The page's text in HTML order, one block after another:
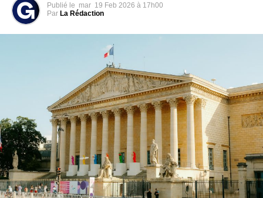
Publié le mar 19 Feb 2026 à 17h00
Par La Rédaction